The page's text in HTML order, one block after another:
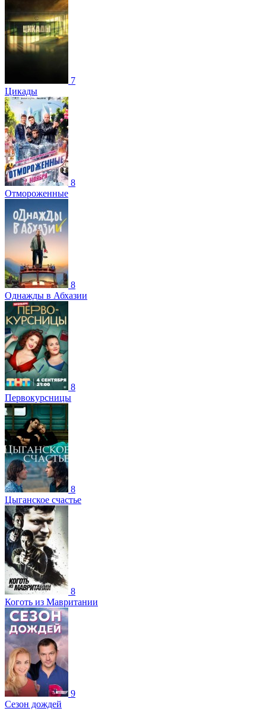
7
Цикады
8
Отмороженные
8
Однажды в Абхазии
8
Первокурсницы
8
Цыганское счастье
8
Коготь из Мавритании
9
Сезон дождей